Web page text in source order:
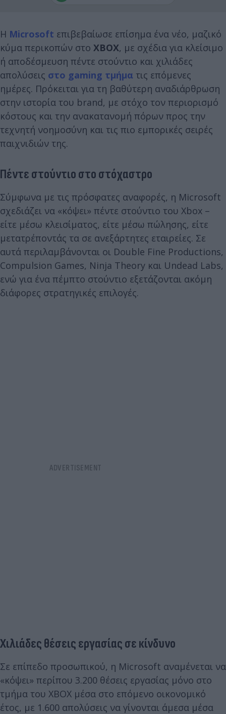
Η Microsoft επιβεβαίωσε επίσημα ένα νέο, μαζικό
κύμα περικοπών στο XBOX, με σχέδια για κλείσιμο
ή αποδέσμευση πέντε στούντιο και χιλιάδες
απολύσεις στο gaming τμήμα τις επόμενες
ημέρες. Πρόκειται για τη βαθύτερη αναδιάρθρωση
στην ιστορία του brand, με στόχο τον περιορισμό
κόστους και την ανακατανομή πόρων προς την
τεχνητή νοημοσύνη και τις πιο εμπορικές σειρές
παιχνιδιών της.
Πέντε στούντιο στο στόχαστρο
Σύμφωνα με τις πρόσφατες αναφορές, η Microsoft
σχεδιάζει να «κόψει» πέντε στούντιο του Xbox –
είτε μέσω κλεισίματος, είτε μέσω πώλησης, είτε
μετατρέποντάς τα σε ανεξάρτητες εταιρείες. Σε
αυτά περιλαμβάνονται οι Double Fine Productions,
Compulsion Games, Ninja Theory και Undead Labs,
ενώ για ένα πέμπτο στούντιο εξετάζονται ακόμη
διάφορες στρατηγικές επιλογές.
Χιλιάδες θέσεις εργασίας σε κίνδυνο
Σε επίπεδο προσωπικού, η Microsoft αναμένεται να
«κόψει» περίπου 3.200 θέσεις εργασίας μόνο στο
τμήμα του XBOX μέσα στο επόμενο οικονομικό
έτος, με 1.600 απολύσεις να γίνονται άμεσα μέσα